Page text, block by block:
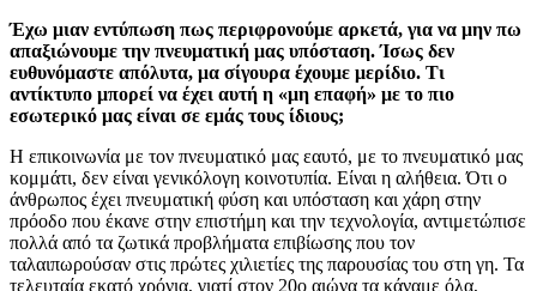
Έχω μιαν εντύπωση πως περιφρονούμε αρκετά, για να μην πω
απαξιώνουμε την πνευματική μας υπόσταση. Ίσως δεν
ευθυνόμαστε απόλυτα, μα σίγουρα έχουμε μερίδιο. Τι
αντίκτυπο μπορεί να έχει αυτή η «μη επαφή» με το πιο
εσωτερικό μας είναι σε εμάς τους ίδιους;
Η επικοινωνία με τον πνευματικό μας εαυτό, με το πνευματικό μας
κομμάτι, δεν είναι γενικόλογη κοινοτυπία. Είναι η αλήθεια. Ότι ο
άνθρωπος έχει πνευματική φύση και υπόσταση και χάρη στην
πρόοδο που έκανε στην επιστήμη και την τεχνολογία, αντιμετώπισε
πολλά από τα ζωτικά προβλήματα επιβίωσης που τον
ταλαιπωρούσαν στις πρώτες χιλιετίες της παρουσίας του στη γη. Τα
τελευταία εκατό χρόνια, γιατί στον 20ο αιώνα τα κάναμε όλα,